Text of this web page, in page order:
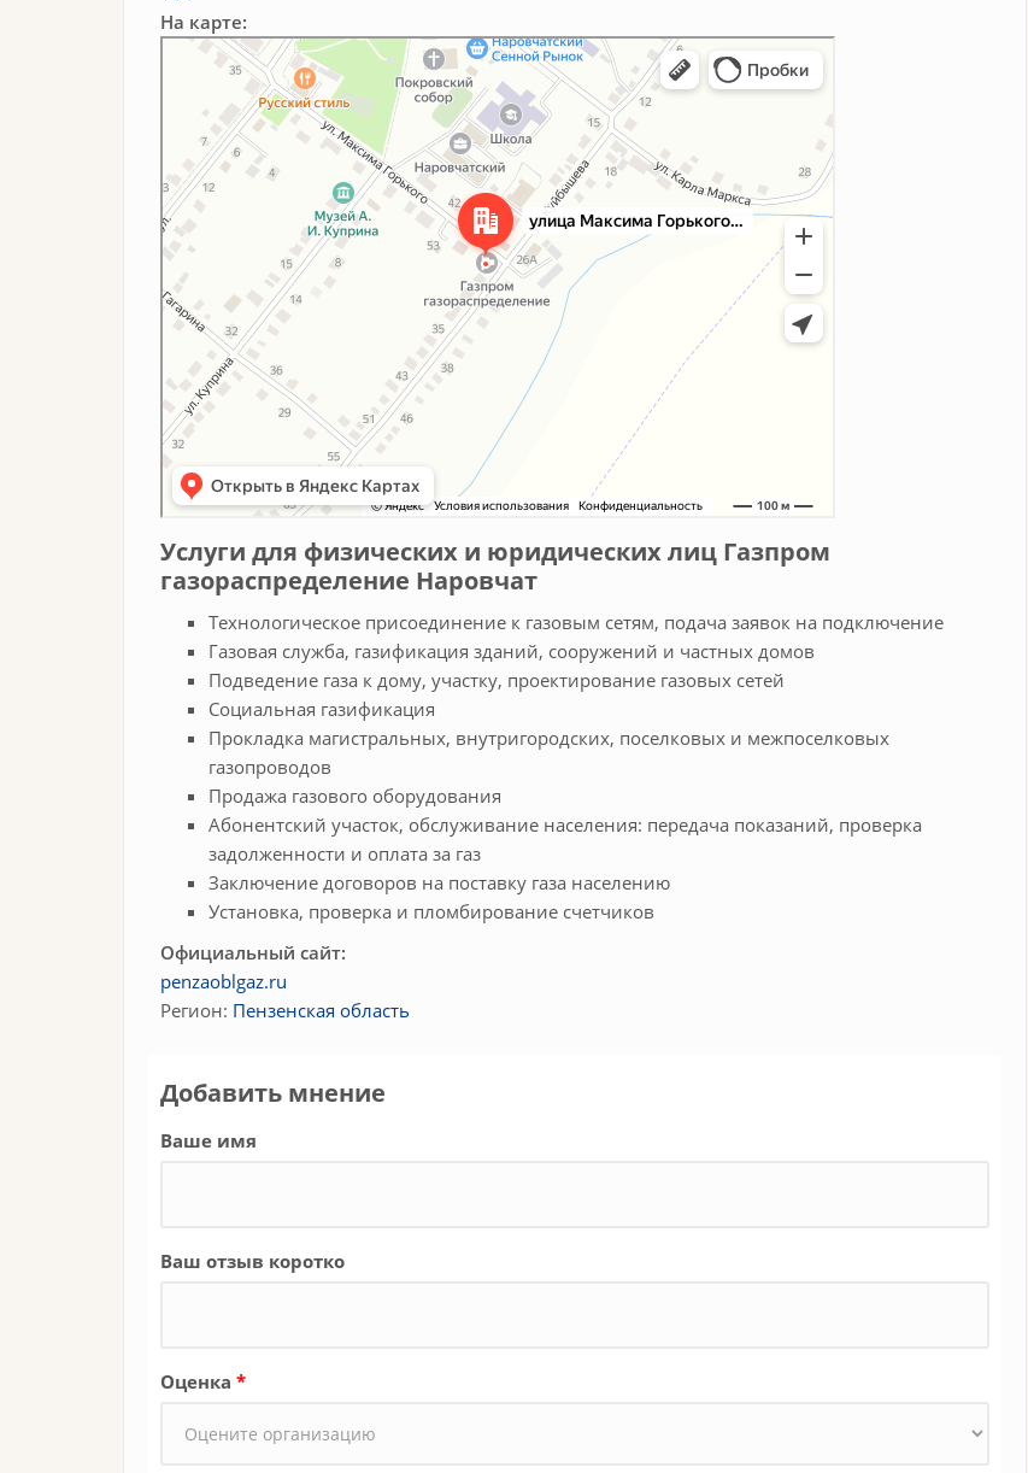
На карте:
Яндекс Карты
Улица Максима Горького, 55 — Яндекс Карты
Услуги для физических и юридических лиц Газпром
газораспределение Наровчат
Технологическое присоединение к газовым сетям, подача заявок на подключение
Газовая служба, газификация зданий, сооружений и частных домов
Подведение газа к дому, участку, проектирование газовых сетей
Социальная газификация
Прокладка магистральных, внутригородских, поселковых и межпоселковых
газопроводов
Продажа газового оборудования
Абонентский участок, обслуживание населения: передача показаний, проверка
задолженности и оплата за газ
Заключение договоров на поставку газа населению
Установка, проверка и пломбирование счетчиков
Официальный сайт:
penzaoblgaz.ru
Регион: Пензенская область
Добавить мнение
Ваше имя
Ваш отзыв коротко
Оценка *